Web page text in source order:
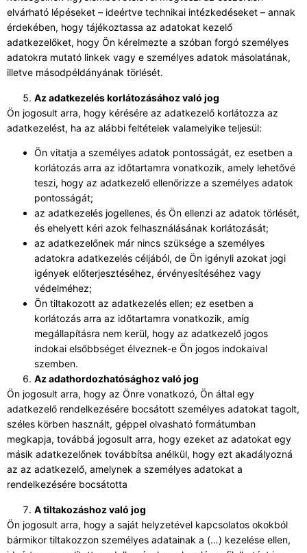
elvárható lépéseket – ideértve technikai intézkedéseket – annak
érdekében, hogy tájékoztassa az adatokat kezelő
adatkezelőket, hogy Ön kérelmezte a szóban forgó személyes
adatokra mutató linkek vagy e személyes adatok másolatának,
illetve másodpéldányának törlését.
Az adatkezelés korlátozásához való jog
Ön jogosult arra, hogy kérésére az adatkezelő korlátozza az
adatkezelést, ha az alábbi feltételek valamelyike teljesül:
Ön vitatja a személyes adatok pontosságát, ez esetben a
korlátozás arra az időtartamra vonatkozik, amely lehetővé
teszi, hogy az adatkezelő ellenőrizze a személyes adatok
pontosságát;
az adatkezelés jogellenes, és Ön ellenzi az adatok törlését,
és ehelyett kéri azok felhasználásának korlátozását;
az adatkezelőnek már nincs szüksége a személyes
adatokra adatkezelés céljából, de Ön igényli azokat jogi
igények előterjesztéséhez, érvényesítéséhez vagy
védelméhez;
Ön tiltakozott az adatkezelés ellen; ez esetben a
korlátozás arra az időtartamra vonatkozik, amíg
megállapításra nem kerül, hogy az adatkezelő jogos
indokai elsőbbséget élveznek-e Ön jogos indokaival
szemben.
Az adathordozhatósághoz való jog
Ön jogosult arra, hogy az Önre vonatkozó, Ön által egy
adatkezelő rendelkezésére bocsátott személyes adatokat tagolt,
széles körben használt, géppel olvasható formátumban
megkapja, továbbá jogosult arra, hogy ezeket az adatokat egy
másik adatkezelőnek továbbítsa anélkül, hogy ezt akadályozná
az az adatkezelő, amelynek a személyes adatokat a
rendelkezésére bocsátotta
A tiltakozáshoz való jog
Ön jogosult arra, hogy a saját helyzetével kapcsolatos okokból
bármikor tiltakozzon személyes adatainak a (…) kezelése ellen,